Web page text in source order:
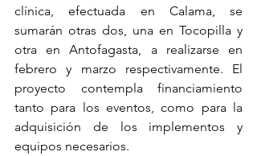
clínica, efectuada en Calama, se
sumarán otras dos, una en Tocopilla y
otra en Antofagasta, a realizarse en
febrero y marzo respectivamente. El
proyecto contempla financiamiento
tanto para los eventos, como para la
adquisición de los implementos y
equipos necesarios.